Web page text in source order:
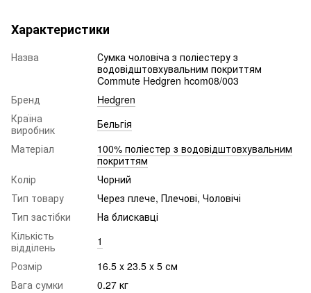
Характеристики
Назва
Сумка чоловіча з поліестеру з
водовідштовхувальним покриттям
Commute Hedgren hcom08/003
Бренд
Hedgren
Країна
виробник
Бельгія
Матеріал
100% поліестер з водовідштовхувальним
покриттям
Колір
Чорний
Тип товару
Через плече, Плечові, Чоловічі
Тип застібки
На блискавці
Кількість
відділень
1
Розмір
16.5 x 23.5 x 5 см
Вага сумки
0.27 кг